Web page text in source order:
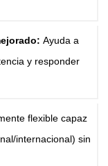
Ayuda a
y responder
flexible capaz
internacional) sin